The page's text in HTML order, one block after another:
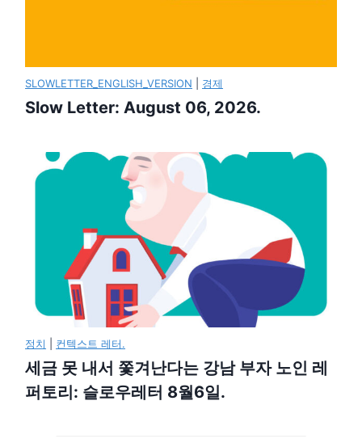
SLOWLETTER_ENGLISH_VERSION 경제
Slow Letter: August 06, 2026.
정치 컨텍스트 레터.
세금 못 내서 쫓겨난다는 강남 부자 노인 레
퍼토리: 슬로우레터 8월6일.